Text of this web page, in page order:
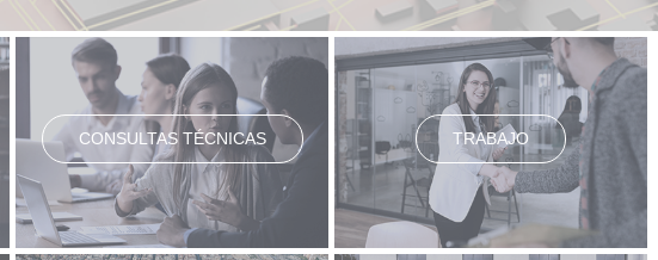
CONSULTAS TÉCNICAS TRABAJO